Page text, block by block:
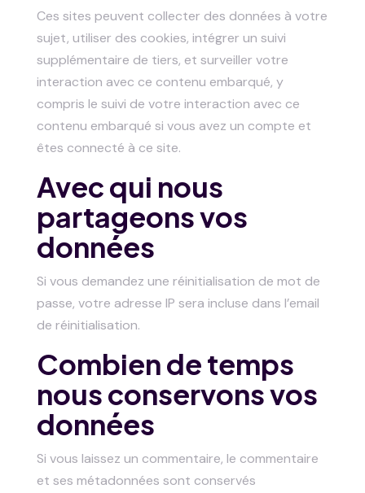
Ces sites peuvent collecter des données à votre
sujet, utiliser des cookies, intégrer un suivi
supplémentaire de tiers, et surveiller votre
interaction avec ce contenu embarqué, y
compris le suivi de votre interaction avec ce
contenu embarqué si vous avez un compte et
êtes connecté à ce site.
Avec qui nous
partageons vos
données
Si vous demandez une réinitialisation de mot de
passe, votre adresse IP sera incluse dans l’email
de réinitialisation.
Combien de temps
nous conservons vos
données
Si vous laissez un commentaire, le commentaire
et ses métadonnées sont conservés